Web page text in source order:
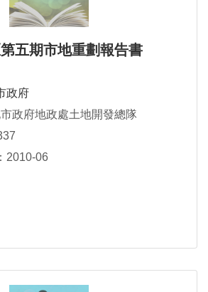
五期市地重劃報告書
政府
政府地政處土地開發總隊
2010-06